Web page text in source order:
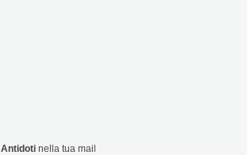
Antidoti nella tua mail